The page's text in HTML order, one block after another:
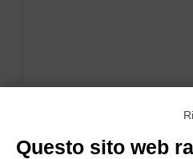
Questo sito web